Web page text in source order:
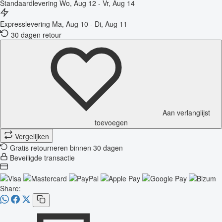
Standaardlevering Wo, Aug 12 - Vr, Aug 14
Expresslevering Ma, Aug 10 - Di, Aug 11
30 dagen retour
Aan verlanglijst
toevoegen
Vergelijken
Gratis retourneren binnen 30 dagen
Beveiligde transactie
Share: